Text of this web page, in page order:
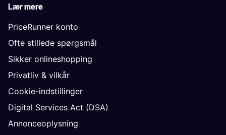
Lær mere
PriceRunner konto
Ofte stillede spørgsmål
Sikker onlineshopping
Privatliv & vilkår
Cookie-indstillinger
Digital Services Act (DSA)
Annonceoplysning